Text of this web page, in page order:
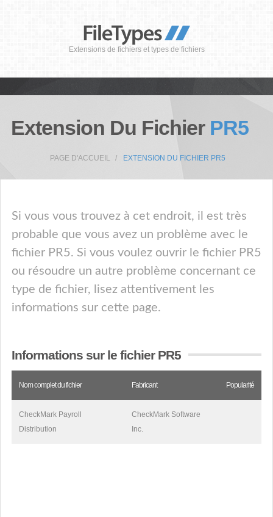
Extensions de fichiers et types de fichiers
Extension Du Fichier PR5
PAGE D'ACCUEIL EXTENSION DU FICHIER PR5
Si vous vous trouvez à cet endroit, il est très
probable que vous avez un problème avec le
fichier PR5. Si vous voulez ouvrir le fichier PR5
ou résoudre un autre problème concernant ce
type de fichier, lisez attentivement les
informations sur cette page.
Informations sur le fichier PR5
Nom complet du fichier Fabricant Popularité
CheckMark Payroll
Distribution
CheckMark Software
Inc.